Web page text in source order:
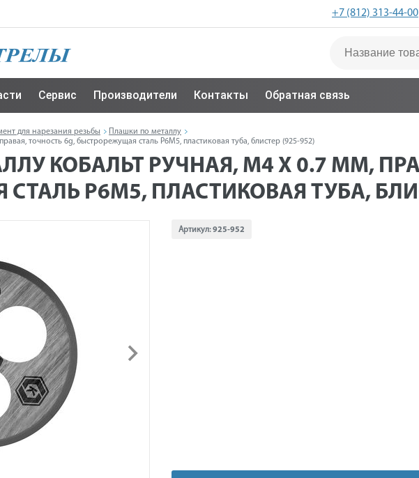
+7 (812) 313-44-00
Сервис Производители Контакты Обратная связь
для нарезания резьбы
Плашки по металлу
точность 6g, быстрорежущая сталь Р6М5, пластиковая туба, блистер (925-952)
КОБАЛЬТ РУЧНАЯ, М4 Х 0.7 ММ,
Р6М5, ПЛАСТИКОВАЯ ТУБА,
Артикул:925-952